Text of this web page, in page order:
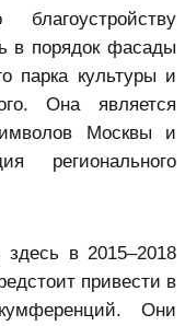
в порядок фасады
парка культуры и
Она является
Москвы и
регионального
в 2015–2018
привести в
Они